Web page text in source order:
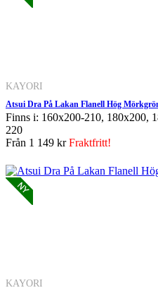
KAYORI
Atsui Dra På Lakan Flanell Hög
Finns i: 160x200-210, 180x200,
220
Från 1 149 krFraktfritt!
KAYORI